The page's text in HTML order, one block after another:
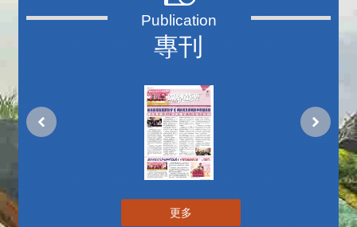
專刊
更多